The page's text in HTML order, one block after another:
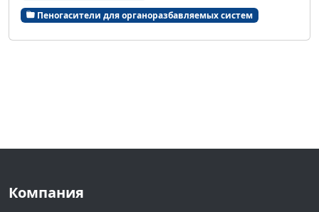
Пеногасители для органоразбавляемых систем
Компания